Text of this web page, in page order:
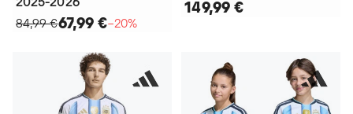
84,99 €67,99 €−20%
149,99 €